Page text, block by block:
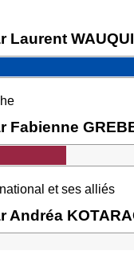
Laurent
Fabienne
et ses alliés
Andréa